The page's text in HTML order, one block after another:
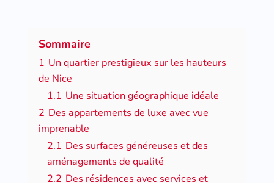
Sommaire
1 Un quartier prestigieux sur les hauteurs
de Nice
1.1 Une situation géographique idéale
2 Des appartements de luxe avec vue
imprenable
2.1 Des surfaces généreuses et des
aménagements de qualité
2.2 Des résidences avec services et